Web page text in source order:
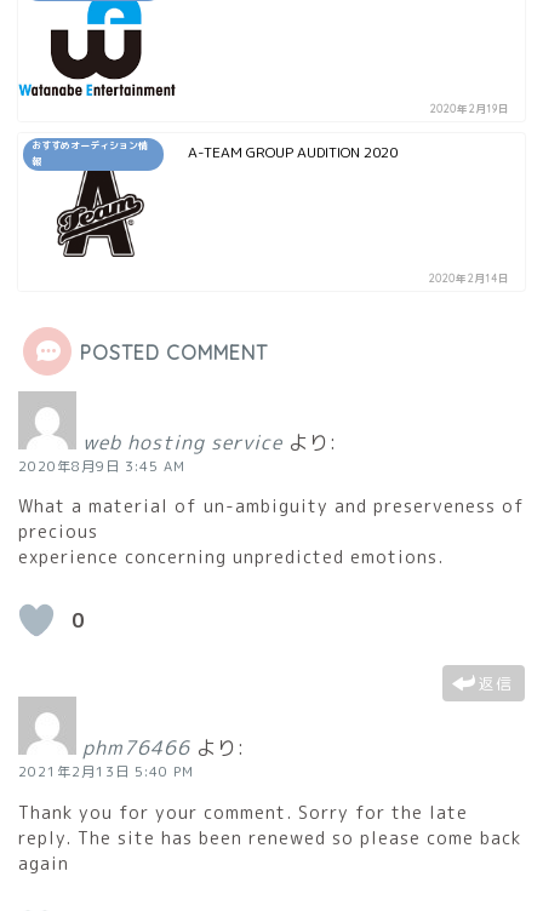
2020年2月19日
おすすめオーディション情
報
A-TEAM GROUP AUDITION 2020
2020年2月14日
POSTED COMMENT
web hosting service より:
2020年8月9日 3:45 AM
What a material of un-ambiguity and preserveness of
precious
experience concerning unpredicted emotions.
0
返信
phm76466 より:
2021年2月13日 5:40 PM
Thank you for your comment. Sorry for the late
reply. The site has been renewed so please come back
again